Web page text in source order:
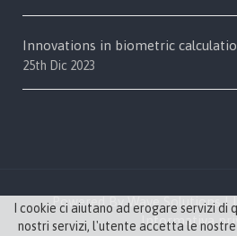
Innovations in biometric
25th Dic 2023
Powered By Wave Solutions |
Informativa
I cookie ci aiutano ad erogare servizi di
nostri servizi, l'utente accetta le